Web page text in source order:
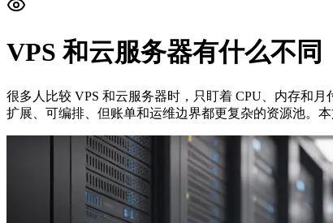
VPS 和云服务器有什么不
很多人比较 VPS 和云服务器时，只盯着 CPU、内存和
扩展、可编排、但账单和运维边界都更复杂的资源池。